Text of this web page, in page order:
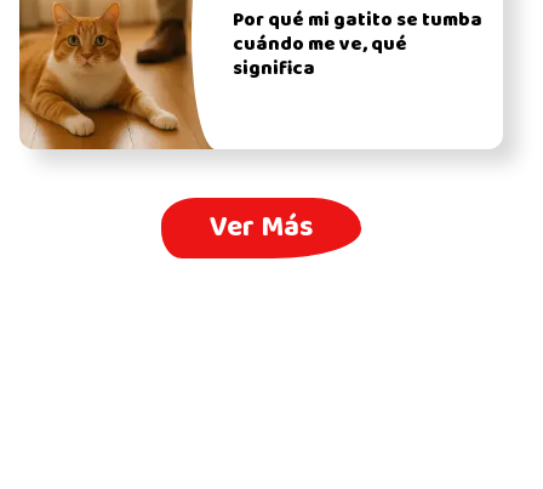
Por qué mi gatito se tumba
cuándo me ve, qué
significa
Ver Más